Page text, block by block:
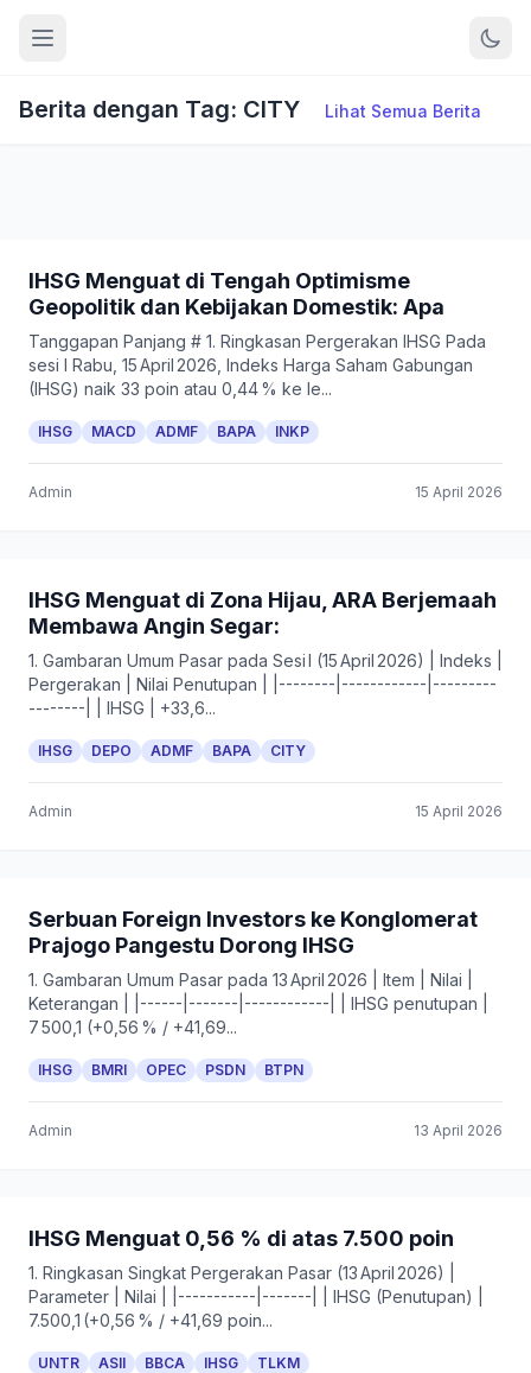
Berita dengan Tag: CITY Lihat Semua Berita
IHSG Menguat di Tengah Optimisme
Geopolitik dan Kebijakan Domestik: Apa
Tanggapan Panjang # 1. Ringkasan Pergerakan IHSG Pada
sesi I Rabu, 15 April 2026, Indeks Harga Saham Gabungan
(IHSG) naik 33 poin atau 0,44 % ke le...
IHSG MACD ADMF BAPA INKP
Admin 15 April 2026
IHSG Menguat di Zona Hijau, ARA Berjemaah
Membawa Angin Segar:
1. Gambaran Umum Pasar pada Sesi I (15 April 2026) | Indeks |
Pergerakan | Nilai Penutupan | |--------|------------|---------
--------| | IHSG | +33,6...
IHSG DEPO ADMF BAPA CITY
Admin 15 April 2026
Serbuan Foreign Investors ke Konglomerat
Prajogo Pangestu Dorong IHSG
1. Gambaran Umum Pasar pada 13 April 2026 | Item | Nilai |
Keterangan | |------|-------|------------| | IHSG penutupan |
7 500,1 (+0,56 % / +41,69...
IHSG BMRI OPEC PSDN BTPN
Admin 13 April 2026
IHSG Menguat 0,56 % di atas 7.500 poin
1. Ringkasan Singkat Pergerakan Pasar (13 April 2026) |
Parameter | Nilai | |-----------|-------| | IHSG (Penutupan) |
7.500,1 (+0,56 % / +41,69 poin...
UNTR ASII BBCA IHSG TLKM